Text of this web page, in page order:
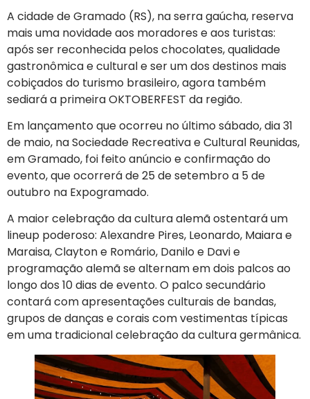
A cidade de Gramado (RS), na serra gaúcha, reserva
mais uma novidade aos moradores e aos turistas:
após ser reconhecida pelos chocolates, qualidade
gastronômica e cultural e ser um dos destinos mais
cobiçados do turismo brasileiro, agora também
sediará a primeira OKTOBERFEST da região.
Em lançamento que ocorreu no último sábado, dia 31
de maio, na Sociedade Recreativa e Cultural Reunidas,
em Gramado, foi feito anúncio e confirmação do
evento, que ocorrerá de 25 de setembro a 5 de
outubro na Expogramado.
A maior celebração da cultura alemã ostentará um
lineup poderoso: Alexandre Pires, Leonardo, Maiara e
Maraisa, Clayton e Romário, Danilo e Davi e
programação alemã se alternam em dois palcos ao
longo dos 10 dias de evento. O palco secundário
contará com apresentações culturais de bandas,
grupos de danças e corais com vestimentas típicas
em uma tradicional celebração da cultura germânica.